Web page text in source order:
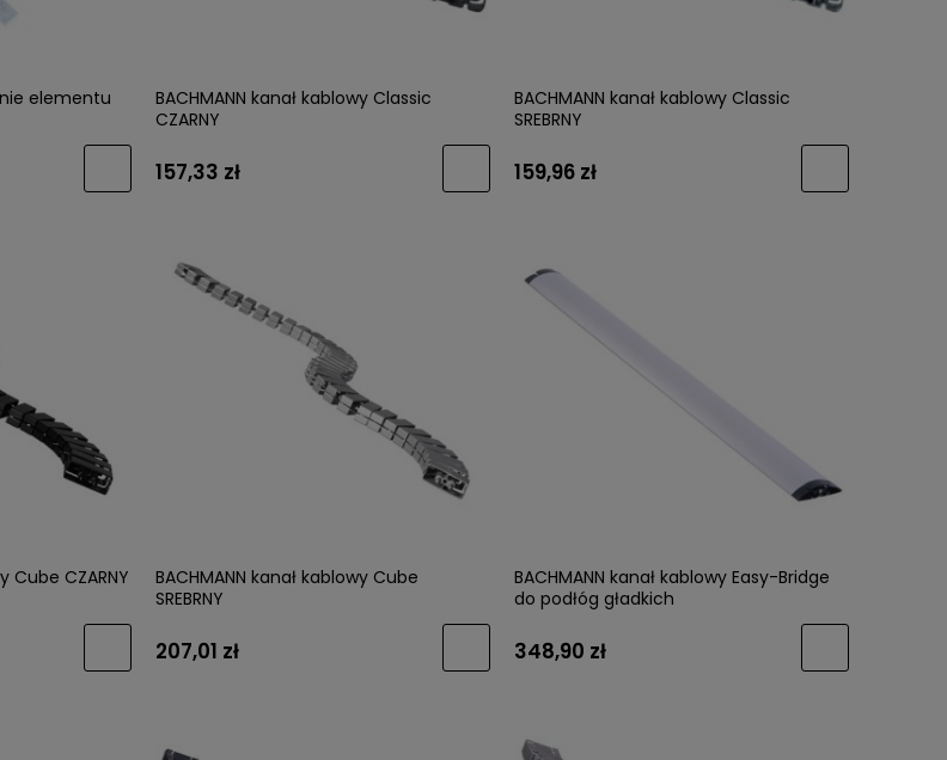
elementu
BACHMANN kanał kablowy Classic
CZARNY
157,33 zł
BACHMANN kanał kablowy Classic
SREBRNY
159,96 zł
Cube CZARNY
BACHMANN kanał kablowy Cube
SREBRNY
207,01 zł
BACHMANN kanał kablowy Easy-Bridge
do podłóg gładkich
348,90 zł